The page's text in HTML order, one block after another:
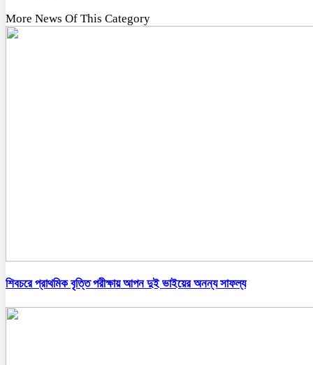
More News Of This Category
শিবচরে প্রাথমিক বৃত্তি পরীক্ষায় আপন দুই ভাইয়ের অনন্য সাফল্য